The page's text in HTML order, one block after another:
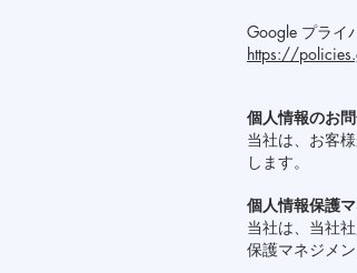
Google プライ
https://
個人情報のお
当社は、お客
します。
個人情報保護
当社は、当社
保護マネジメ